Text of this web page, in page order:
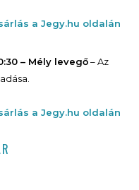
a Jegy.hu oldalán
– Mély levegő– Az
a Jegy.hu oldalán